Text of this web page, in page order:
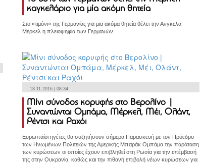
καγκελάριο για μία ακόμη θητεία
Στο «τιμόνι» της Γερμανίας για μια ακόμα θητεία θέλει την Ανγκελα
Μέρκελ η πλειοψηφία των Γερμανών.
18.11.2016 | 08:34
Μίνι σύνοδος κορυφής στο Βερολίνο |
Συναντώνται Ομπάμα, Μέρκελ, Μέι, Ολάντ,
Ρέντσι και Ραχόι
Ευρωπαίοι ηγέτες θα συζητήσουν σήμερα Παρασκευή με τον Πρόεδρο
των Ηνωμένων Πολιτειών της Αμερικής Μπαράκ Ομπάμα την παράταση
των κυρώσεων οι οποίες έχουν επιβληθεί στη Ρωσία για την επέμβασή
της στην Ουκρανία, καθώς και την πιθανή επιβολή νέων κυρώσεων για